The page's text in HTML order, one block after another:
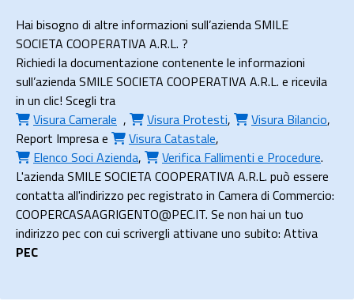
Hai bisogno di altre informazioni sull’azienda SMILE
SOCIETA COOPERATIVA A.R.L. ?
Richiedi la documentazione contenente le informazioni
sull’azienda SMILE SOCIETA COOPERATIVA A.R.L. e ricevila
in un clic! Scegli tra
Visura Camerale , Visura Protesti, Visura Bilancio,
Report Impresae Visura Catastale,
Elenco Soci Azienda, Verifica Fallimenti e Procedure.
L'azienda SMILE SOCIETA COOPERATIVA A.R.L. può essere
contatta all'indirizzo pec registrato in Camera di Commercio:
COOPERCASAAGRIGENTO@PEC.IT. Se non hai un tuo
indirizzo pec con cui scrivergli attivane uno subito: Attiva
PEC